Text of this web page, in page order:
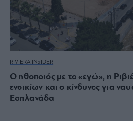
RIVIERA INSIDER
Ο ηθοποιός με το «εγώ», η
ενοικίων και ο κίνδυνος για
Εσπλανάδα